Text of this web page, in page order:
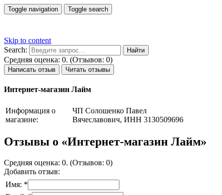
Toggle navigation Toggle search
Skip to content
Search:
Средняя оценка: 0. (Отзывов: 0)
Написать отзыв Читать отзывы
Интернет-магазин Лайм
Информация о
магазине:
ЧП Солошенко Павел
Вячеславович, ИНН 3130509696
Отзывы о «Интернет-магазин Лайм»
Средняя оценка: 0. (Отзывов: 0)
Добавить отзыв:
Имя: *